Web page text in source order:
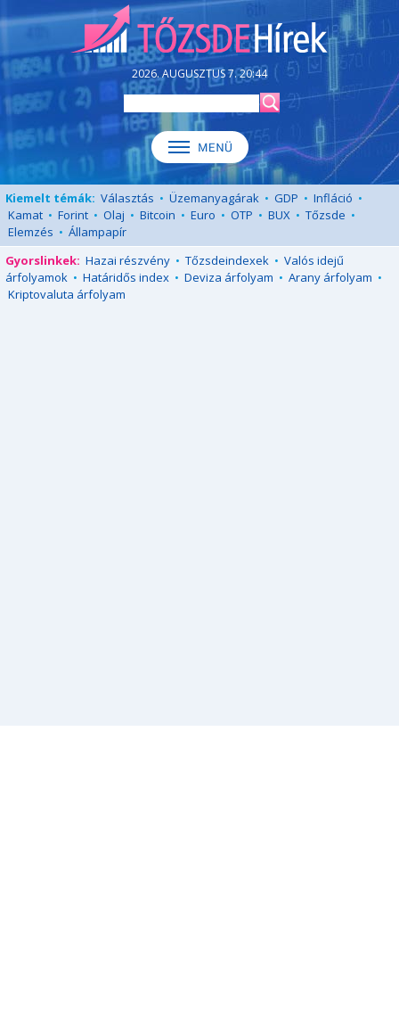
2026. AUGUSZTUS 7. 20:44
Kiemelt témák: Választás • Üzemanyagárak • GDP • Infláció •
Kamat • Forint • Olaj • Bitcoin • Euro • OTP • BUX • Tőzsde •
Elemzés • Állampapír
Gyorslinkek: Hazai részvény • Tőzsdeindexek • Valós idejű
árfolyamok • Határidős index • Deviza árfolyam • Arany árfolyam •
Kriptovaluta árfolyam